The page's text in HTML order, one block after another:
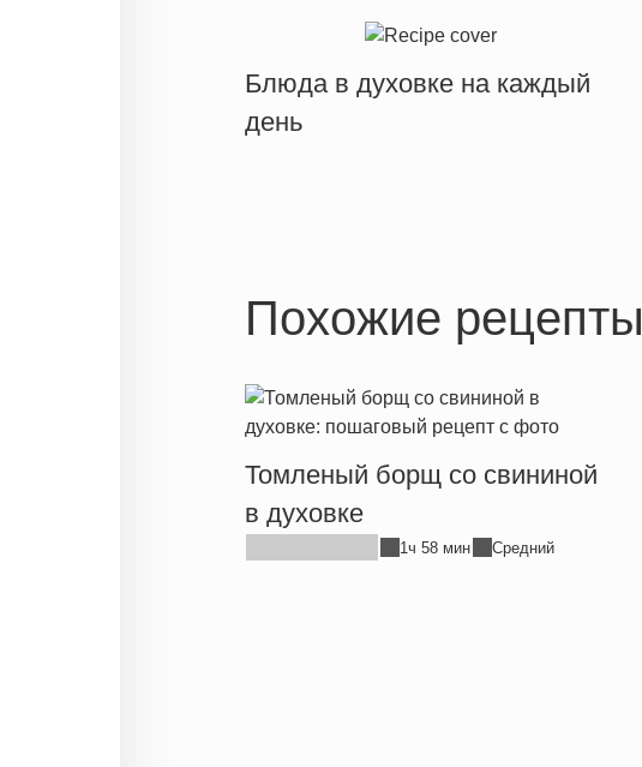
Блюда в духовке на каждый
день
Похожие рецепты
Томленый борщ со свининой
в духовке
1ч 58 мин Средний